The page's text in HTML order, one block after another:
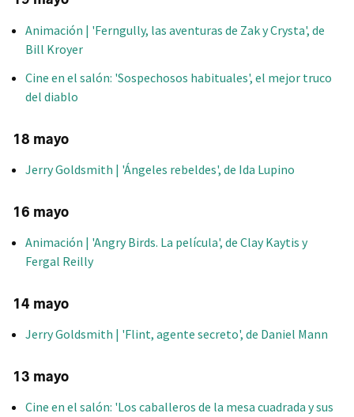
Animación | 'Ferngully, las aventuras de Zak y Crysta', de
Bill Kroyer
Cine en el salón: 'Sospechosos habituales', el mejor truco
del diablo
18 mayo
Jerry Goldsmith | 'Ángeles rebeldes', de Ida Lupino
16 mayo
Animación | 'Angry Birds. La película', de Clay Kaytis y
Fergal Reilly
14 mayo
Jerry Goldsmith | 'Flint, agente secreto', de Daniel Mann
13 mayo
Cine en el salón: 'Los caballeros de la mesa cuadrada y sus